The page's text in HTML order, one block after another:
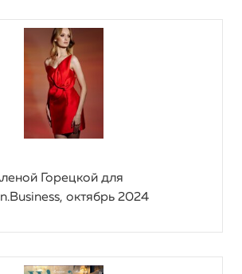
Горецкой для
октябрь 2024